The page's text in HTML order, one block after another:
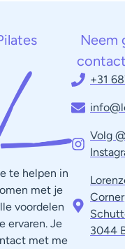
te helpen in
met je
voordelen
ervaren. Je
met me
Neem
+31
Volg
3044